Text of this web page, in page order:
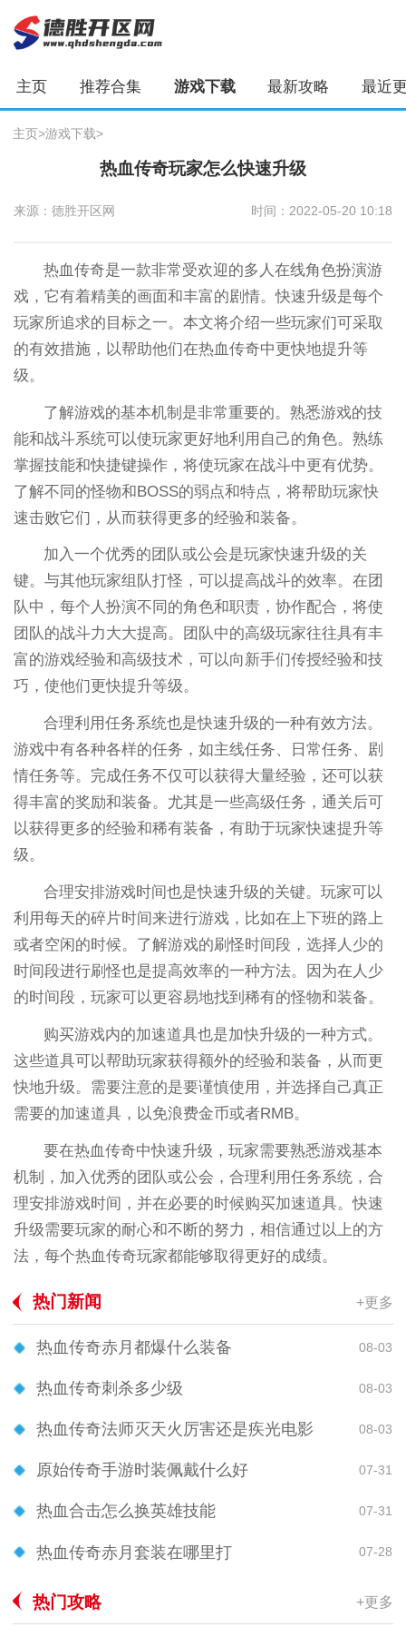
主页 推荐合集 游戏下载 最新攻略 最近
主页>游戏下载>
热血传奇玩家怎么快速升级
来源：德胜开区网 时间：2022-05-20 10:18
热血传奇是一款非常受欢迎的多人在线角色扮演游
戏，它有着精美的画面和丰富的剧情。快速升级是每个
玩家所追求的目标之一。本文将介绍一些玩家们可采取
的有效措施，以帮助他们在热血传奇中更快地提升等
级。
了解游戏的基本机制是非常重要的。熟悉游戏的技
能和战斗系统可以使玩家更好地利用自己的角色。熟练
掌握技能和快捷键操作，将使玩家在战斗中更有优势。
了解不同的怪物和BOSS的弱点和特点，将帮助玩家快
速击败它们，从而获得更多的经验和装备。
加入一个优秀的团队或公会是玩家快速升级的关
键。与其他玩家组队打怪，可以提高战斗的效率。在团
队中，每个人扮演不同的角色和职责，协作配合，将使
团队的战斗力大大提高。团队中的高级玩家往往具有丰
富的游戏经验和高级技术，可以向新手们传授经验和技
巧，使他们更快提升等级。
合理利用任务系统也是快速升级的一种有效方法。
游戏中有各种各样的任务，如主线任务、日常任务、剧
情任务等。完成任务不仅可以获得大量经验，还可以获
得丰富的奖励和装备。尤其是一些高级任务，通关后可
以获得更多的经验和稀有装备，有助于玩家快速提升等
级。
合理安排游戏时间也是快速升级的关键。玩家可以
利用每天的碎片时间来进行游戏，比如在上下班的路上
或者空闲的时候。了解游戏的刷怪时间段，选择人少的
时间段进行刷怪也是提高效率的一种方法。因为在人少
的时间段，玩家可以更容易地找到稀有的怪物和装备。
购买游戏内的加速道具也是加快升级的一种方式。
这些道具可以帮助玩家获得额外的经验和装备，从而更
快地升级。需要注意的是要谨慎使用，并选择自己真正
需要的加速道具，以免浪费金币或者RMB。
要在热血传奇中快速升级，玩家需要熟悉游戏基本
机制，加入优秀的团队或公会，合理利用任务系统，合
理安排游戏时间，并在必要的时候购买加速道具。快速
升级需要玩家的耐心和不断的努力，相信通过以上的方
法，每个热血传奇玩家都能够取得更好的成绩。
热门新闻 +更多
热血传奇赤月都爆什么装备 08-03
热血传奇刺杀多少级 08-03
热血传奇法师灭天火厉害还是疾光电影 08-03
原始传奇手游时装佩戴什么好 07-31
热血合击怎么换英雄技能 07-31
热血传奇赤月套装在哪里打 07-28
热门攻略 +更多